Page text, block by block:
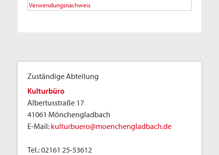
Verwendungsnachweis
Zuständige Abteilung
Kulturbüro
Albertusstraße 17
41061 Mönchengladbach
E-Mail: kulturbuero@moenchengladbach.de
Tel.:02161 25-53612